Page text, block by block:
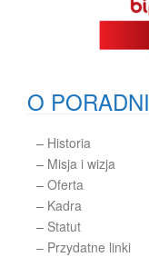
O PORADNI
– Historia
– Misja i wizja
– Oferta
– Kadra
– Statut
– Przydatne linki